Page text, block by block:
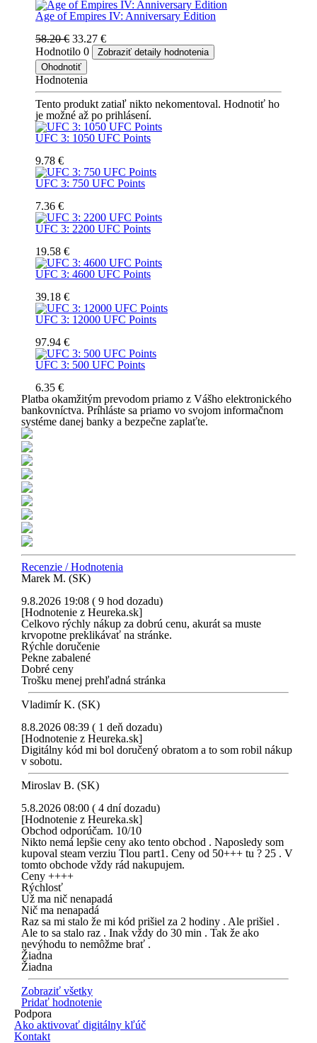
Age of Empires IV: Anniversary Edition
58.20 € 33.27 €
Hodnotilo 0
Zobraziť detaily hodnotenia
Ohodnotiť
Hodnotenia
Tento produkt zatiaľ nikto nekomentoval. Hodnotiť ho
je možné až po prihlásení.
UFC 3: 1050 UFC Points
9.78 €
UFC 3: 750 UFC Points
7.36 €
UFC 3: 2200 UFC Points
19.58 €
UFC 3: 4600 UFC Points
39.18 €
UFC 3: 12000 UFC Points
97.94 €
UFC 3: 500 UFC Points
6.35 €
Platba okamžitým prevodom priamo z Vášho elektronického
bankovníctva. Príhláste sa priamo vo svojom informačnom
systéme danej banky a bezpečne zaplaťte.
Recenzie / Hodnotenia
Marek M. (SK)
9.8.2026 19:08 ( 9 hod dozadu)
[Hodnotenie z Heureka.sk]
Celkovo rýchly nákup za dobrú cenu, akurát sa muste
krvopotne preklikávať na stránke.
Rýchle doručenie
Pekne zabalené
Dobré ceny
Trošku menej prehľadná stránka
Vladimír K. (SK)
8.8.2026 08:39 ( 1 deň dozadu)
[Hodnotenie z Heureka.sk]
Digitálny kód mi bol doručený obratom a to som robil nákup
v sobotu.
Miroslav B. (SK)
5.8.2026 08:00 ( 4 dní dozadu)
[Hodnotenie z Heureka.sk]
Obchod odporúčam. 10/10
Nikto nemá lepšie ceny ako tento obchod . Naposledy som
kupoval steam verziu Tlou part1. Ceny od 50+++ tu ? 25 . V
tomto obchode vždy rád nakupujem.
Ceny ++++
Rýchlosť
Už ma nič nenapadá
Nič ma nenapadá
Raz sa mi stalo že mi kód prišiel za 2 hodiny . Ale prišiel .
Ale to sa stalo raz . Inak vždy do 30 min . Tak že ako
nevýhodu to nemôžme brať .
Žiadna
Žiadna
Zobraziť všetky
Pridať hodnotenie
Podpora
Ako aktivovať digitálny kľúč
Kontakt